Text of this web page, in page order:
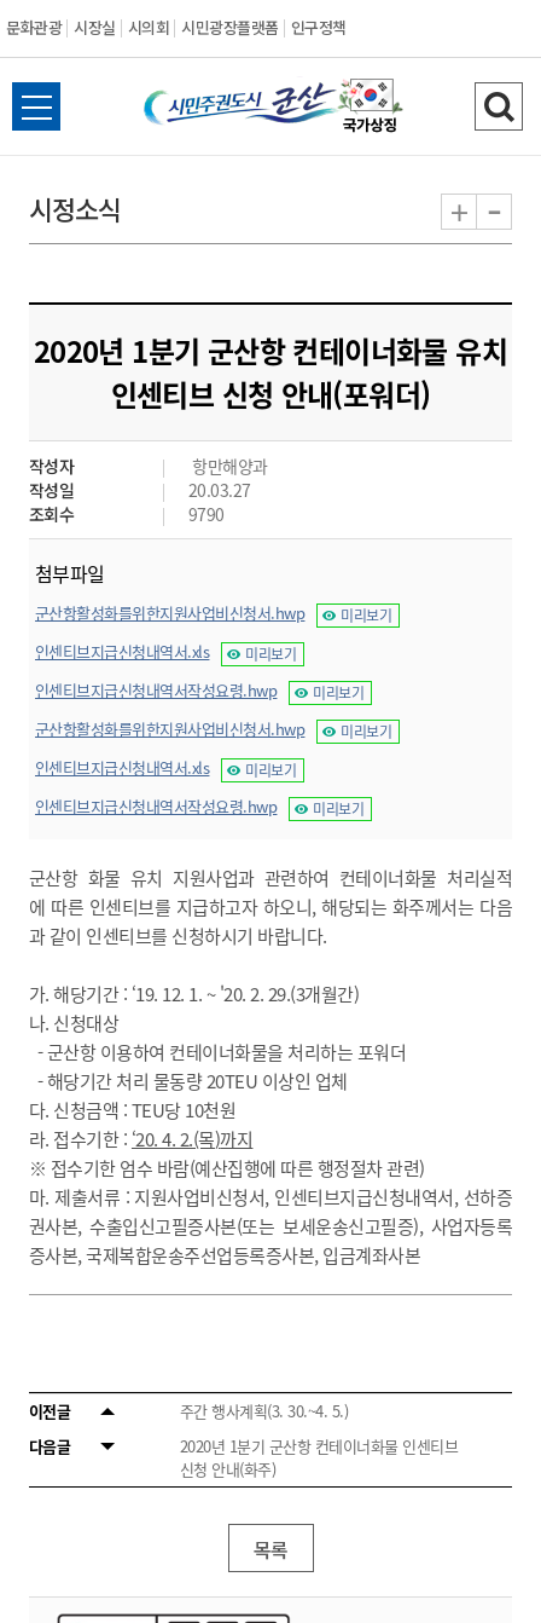
문화관광 시장실 시의회 시민광장플랫폼 인구정책
시
민
도
시
군
산
전
체
뉴
열
검
색
기
시정소식 + -
2020년 1분기 군산항 컨테이너화물 유치
인센티브 신청 안내(포워더)
작성자
항만해양과
작성일
20.03.27
조회수
9790
첨부파일
군산항활성화를위한지원사업비신청서.hwp 미리보기
인센티브지급신청내역서.xls 미리보기
인센티브지급신청내역서작성요령.hwp 미리보기
군산항활성화를위한지원사업비신청서.hwp 미리보기
인센티브지급신청내역서.xls 미리보기
인센티브지급신청내역서작성요령.hwp 미리보기
군산항 화물 유치 지원사업과 관련하여 컨테이너화물 처리실적
에 따른 인센티브를 지급하고자 하오니, 해당되는 화주께서는 다음
과 같이 인센티브를 신청하시기 바랍니다.
가. 해당기간 : ‘19. 12. 1. ~ '20. 2. 29.(3개월간)
나. 신청대상
- 군산항 이용하여 컨테이너화물을 처리하는 포워더
- 해당기간 처리 물동량 20TEU 이상인 업체
다. 신청금액 : TEU당 10천원
라. 접수기한 : ‘20. 4. 2.(목)까지
※ 접수기한 엄수 바람(예산집행에 따른 행정절차 관련)
마. 제출서류 : 지원사업비신청서, 인센티브지급신청내역서, 선하증
권사본, 수출입신고필증사본(또는 보세운송신고필증), 사업자등록
증사본, 국제복합운송주선업등록증사본, 입금계좌사본
이전글
주간 행사계획(3. 30.~4. 5.)
다음글
2020년 1분기 군산항 컨테이너화물 인센티브
신청 안내(화주)
목록